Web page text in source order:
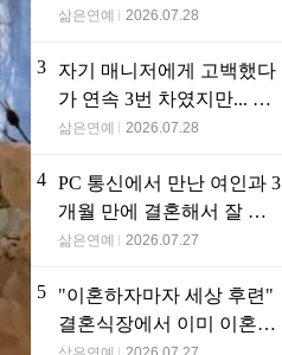
는 배우
삶은연예 2026.07.28
3
자기 매니저에게 고백했다
가 연속 3번 차였지만... 결
국 결혼에 성공한 배우
삶은연예 2026.07.28
4
PC 통신에서 만난 여인과 3
개월 만에 결혼해서 잘 살
고 있는 배우
삶은연예 2026.07.27
5
"이혼하자마자 세상 후련"
결혼식장에서 이미 이혼을